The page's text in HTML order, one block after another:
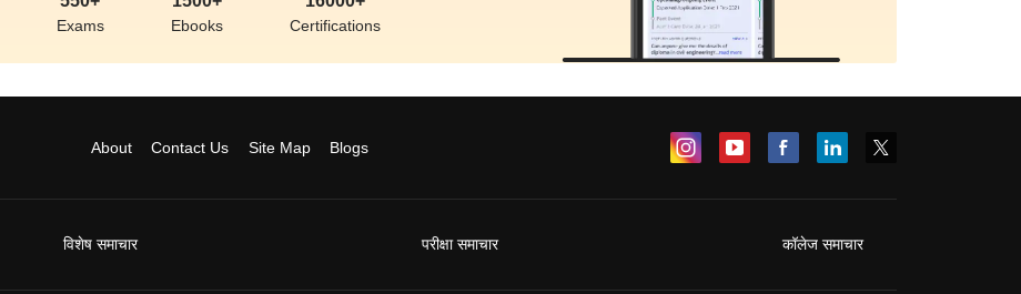
Exams Ebooks Certifications
About Contact Us Site Map Blogs
विशेष समाचार परीक्षा समाचार कॉलेज समाचार